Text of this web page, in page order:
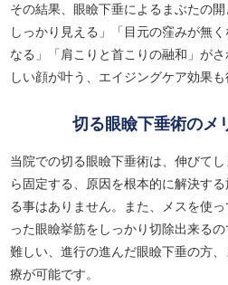
その結果、眼瞼下垂によるまぶたの
しっかり見える」「目元の窪みが無
なる」「肩こりと首こりの融和」が
しい顔が叶う、エイジングケア効果も
切る眼瞼下垂術のメ
当院での切る眼瞼下垂術は、伸びて
ら固定する、原因を根本的に解決す
る事はありません。また、メスを使
った眼瞼挙筋をしっかり切除出来る
難しい、進行の進んだ眼瞼下垂の方
療が可能です。